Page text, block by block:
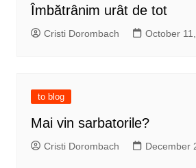
Îmbătrânim urât de tot
Cristi Dorombach October
to blog
Mai vin sarbatorile?
Cristi Dorombach December